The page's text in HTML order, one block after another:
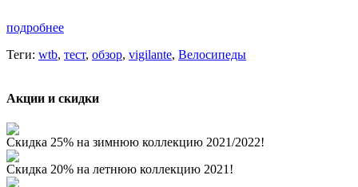
подробнее
Теги: wtb, тест, обзор, vigilante, Велосипеды
Акции и скидки
Скидка 25% на зимнюю коллекцию 2021/2022!
Скидка 20% на летнюю коллекцию 2021!